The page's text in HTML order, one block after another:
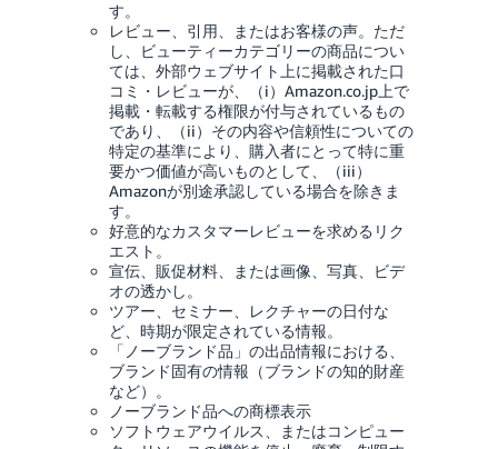
す。
レビュー、引用、またはお客様の声。ただ
し、ビューティーカテゴリーの商品につい
ては、外部ウェブサイト上に掲載された口
コミ・レビューが、（i）Amazon.co.jp上で
掲載・転載する権限が付与されているもの
であり、（ii）その内容や信頼性についての
特定の基準により、購入者にとって特に重
要かつ価値が高いものとして、（iii）
Amazonが別途承認している場合を除きま
す。
好意的なカスタマーレビューを求めるリク
エスト。
宣伝、販促材料、または画像、写真、ビデ
オの透かし。
ツアー、セミナー、レクチャーの日付な
ど、時期が限定されている情報。
「ノーブランド品」の出品情報における、
ブランド固有の情報（ブランドの知的財産
など）。
ノーブランド品への商標表示
ソフトウェアウイルス、またはコンピュー